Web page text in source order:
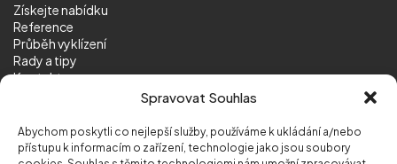
Spravovat Souhlas
Abychom poskytli co nejlepší služby, používáme k ukládání a/nebo
přístupu k informacím o zařízení, technologie jako jsou soubory
Získejte nabídku
Reference
Průběh vyklízení
Rady a tipy
Kontakt